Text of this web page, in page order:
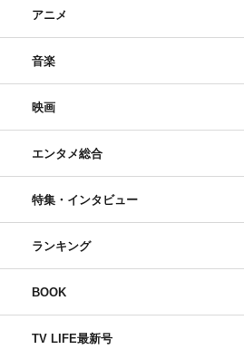
アニメ
音楽
映画
エンタメ総合
特集・インタビュー
ランキング
BOOK
TV LIFE最新号